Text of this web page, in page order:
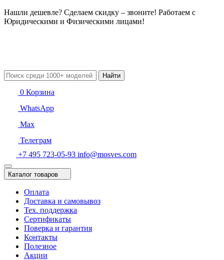
Нашли дешевле? Сделаем скидку – звоните! Работаем с
Юридическими и Физическими лицами!
Найти
0 Корзина
WhatsApp
Max
Телеграм
+7 495 723-05-93 info@mosves.com
Каталог товаров
Оплата
Доставка и самовывоз
Тех. поддержка
Сертификаты
Поверка и гарантия
Контакты
Полезное
Акции